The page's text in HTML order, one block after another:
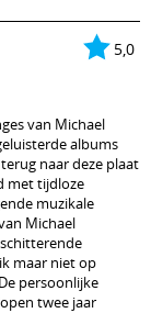
5,0
van Michael
albums
naar deze plaat
met tijdloze
muzikale
Michael
maar niet op
persoonlijke
twee jaar